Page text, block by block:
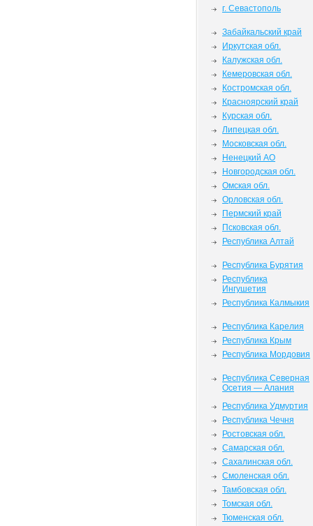
г. Севастополь
Забайкальский край
Иркутская обл.
Калужская обл.
Кемеровская обл.
Костромская обл.
Красноярский край
Курская обл.
Липецкая обл.
Московская обл.
Ненецкий АО
Новгородская обл.
Омская обл.
Орловская обл.
Пермский край
Псковская обл.
Республика Алтай
Республика Бурятия
Республика
Ингушетия
Республика Калмыкия
Республика Карелия
Республика Крым
Республика Мордовия
Республика Северная
Осетия — Алания
Республика Удмуртия
Республика Чечня
Ростовская обл.
Самарская обл.
Сахалинская обл.
Смоленская обл.
Тамбовская обл.
Томская обл.
Тюменская обл.